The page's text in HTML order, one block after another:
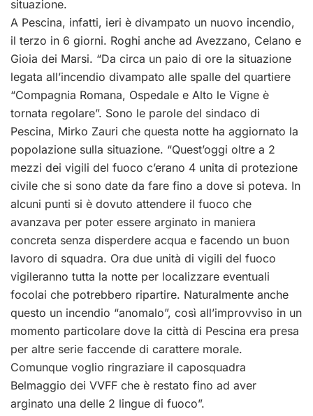
situazione.
A Pescina, infatti, ieri è divampato un nuovo incendio,
il terzo in 6 giorni. Roghi anche ad Avezzano, Celano e
Gioia dei Marsi. “Da circa un paio di ore la situazione
legata all’incendio divampato alle spalle del quartiere
“Compagnia Romana, Ospedale e Alto le Vigne è
tornata regolare”. Sono le parole del sindaco di
Pescina, Mirko Zauri che questa notte ha aggiornato la
popolazione sulla situazione. “Quest’oggi oltre a 2
mezzi dei vigili del fuoco c’erano 4 unita di protezione
civile che si sono date da fare fino a dove si poteva. In
alcuni punti si è dovuto attendere il fuoco che
avanzava per poter essere arginato in maniera
concreta senza disperdere acqua e facendo un buon
lavoro di squadra. Ora due unità di vigili del fuoco
vigileranno tutta la notte per localizzare eventuali
focolai che potrebbero ripartire. Naturalmente anche
questo un incendio “anomalo”, così all’improvviso in un
momento particolare dove la città di Pescina era presa
per altre serie faccende di carattere morale.
Comunque voglio ringraziare il caposquadra
Belmaggio dei VVFF che è restato fino ad aver
arginato una delle 2 lingue di fuoco”.